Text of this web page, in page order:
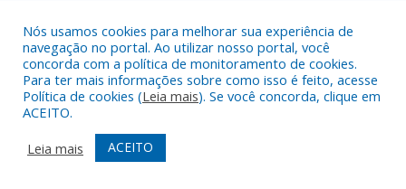
Todos os direitos reservados a Prefeitura Municipal de
Itupiranga.
Mapa do Site
Acessar Área Administrativa
Acessar Webmail
Nós usamos cookies para melhorar sua experiência de
navegação no portal. Ao utilizar nosso portal, você
concorda com a política de monitoramento de cookies.
Para ter mais informações sobre como isso é feito, acesse
Política de cookies (Leia mais). Se você concorda, clique em
ACEITO.
Leia mais
ACEITO